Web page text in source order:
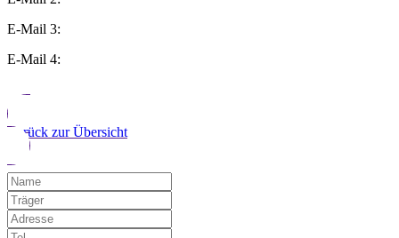
E-Mail 3:
E-Mail 4:
Zurück zur Übersicht